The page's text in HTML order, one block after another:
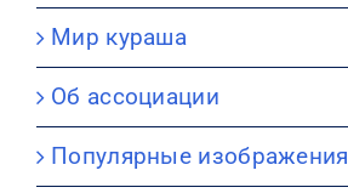
Мир кураша
Об ассоциации
Популярные изображения